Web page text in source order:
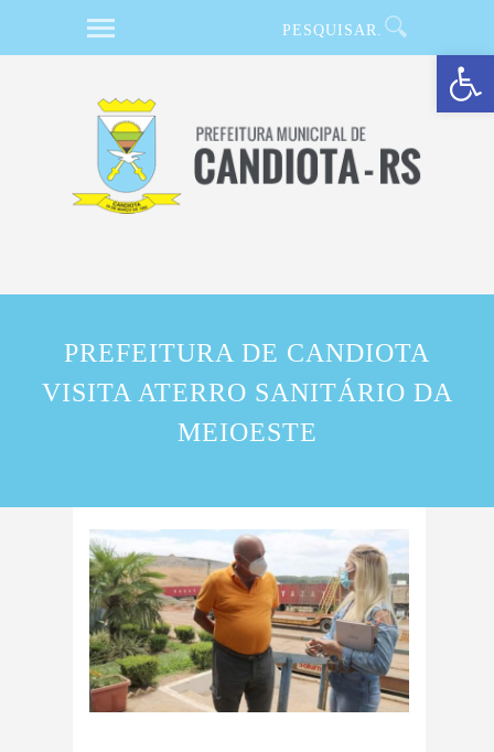
Barra de Ferramentas Aberta
PREFEITURA DE CANDIOTA
VISITA ATERRO SANITÁRIO DA
MEIOESTE